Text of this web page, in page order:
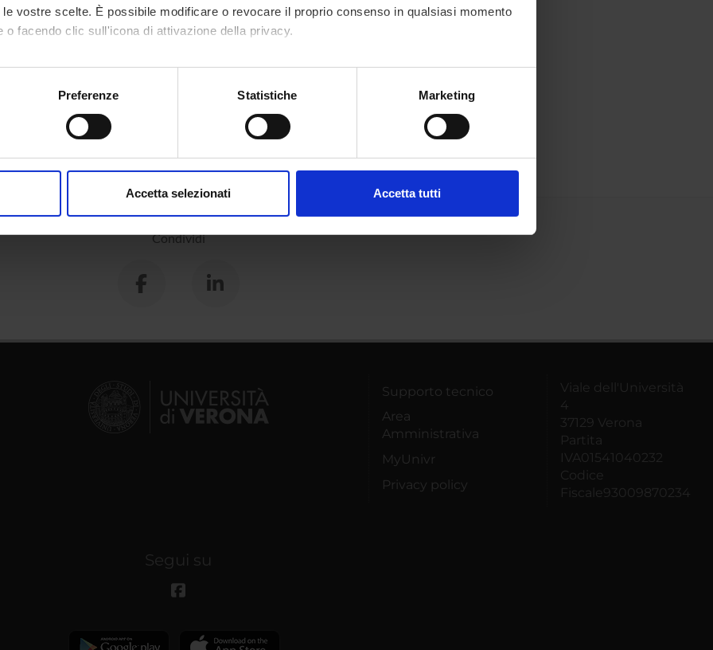
vostre scelte. È possibile modificare o revocare il proprio consenso in qualsiasi momento
o facendo clic sull'icona di attivazione della privacy.
anche:
sulla tua posizione geografica, con un'approssimazione di qualche metro,
in qualsiasi momento dalla Dichiarazione sui cookie.
e social media, i quali potrebbero combinarle con altre informazioni che hai fornito loro o
Preferenze Statistiche Marketing
Accetta selezionati Accetta tutti
Condividi
Supporto tecnico
Area
Amministrativa
MyUnivr
Privacy policy
Viale dell'Università
4
37129 Verona
Partita
IVA01541040232
Codice
Fiscale93009870234
Segui su